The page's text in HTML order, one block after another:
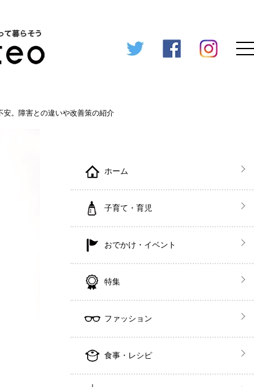
。障害との違いや改善策の紹介
ホーム
子育て・育児
おでかけ・イベント
特集
ファッション
食事・レシピ